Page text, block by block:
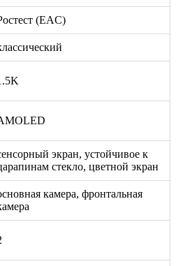
(EAC)
экран, устойчивое к
стекло, цветной экран
камера, фронтальная